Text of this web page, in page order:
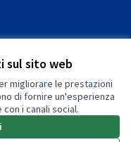
sul sito web
migliorare le prestazioni
di fornire un'esperienza
i canali social.